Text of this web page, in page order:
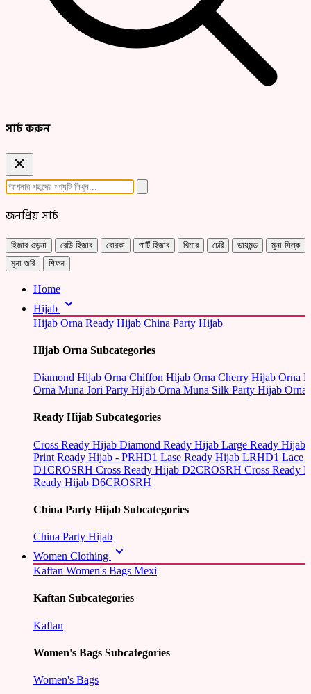
সার্চ করুন
জনপ্রিয় সার্চ
হিজাব ওড়না রেডি হিজাব বোরকা পার্টি হিজাব খিমার চেরি ডায়মন্ড
মুনা সিল্ক
মুনা জরি
শিফন
Home
Hijab
Hijab Orna Ready Hijab China Party Hijab
Hijab Orna Subcategories
Diamond Hijab Orna Chiffon Hijab Orna Cherry Hijab Orna
Orna Muna Jori Party Hijab Orna Muna Silk Party Hijab Orna
Ready Hijab Subcategories
Cross Ready Hijab Diamond Ready Hijab Large Ready Hijab
Print Ready Hijab - PRHD1 Lase Ready Hijab LRHD1 Lace
D1CROSRH Cross Ready Hijab D2CROSRH Cross Ready
Ready Hijab D6CROSRH
China Party Hijab Subcategories
China Party Hijab
Women Clothing
Kaftan Women's Bags Mexi
Kaftan Subcategories
Kaftan
Women's Bags Subcategories
Women's Bags